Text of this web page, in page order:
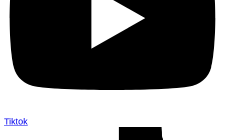
Tiktok